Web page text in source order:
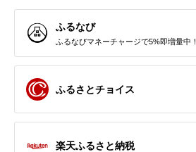
ふるなび
ふるなびマネーチャージで5%即増量中！
ふるさとチョイス
楽天ふるさと納税